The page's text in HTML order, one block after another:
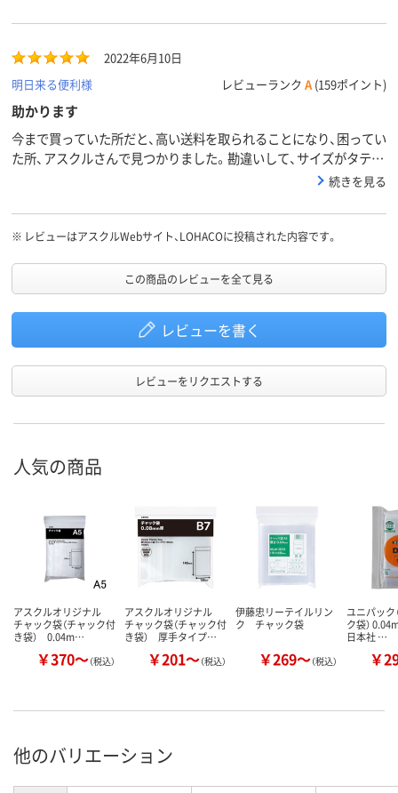
2022年6月10日
明日来る便利様
レビューランク A (159ポイント)
助かります
今まで買っていた所だと、高い送料を取られることになり、困ってい
た所、アスクルさんで見つかりました。勘違いして、サイズがタテヨ
続きを見る
※ レビューはアスクルWebサイト、LOHACOに投稿された内容です。
この商品のレビューを全て見る
レビューを書く
レビューをリクエストする
人気の商品
アスクルオリジナル
チャック袋（チャック付
き袋） 0.04m…
￥370～（税込）
アスクルオリジナル
チャック袋（チャック付
き袋） 厚手タイプ…
￥201～（税込）
伊藤忠リーテイルリン
ク チャック袋
￥269～（税込）
ユニパック
ク袋）
日本社 …
￥
他のバリエーション